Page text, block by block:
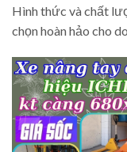
Hình thức và chất
chọn hoàn hảo cho